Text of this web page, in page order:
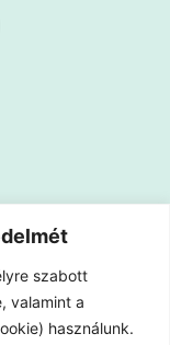
szabott
valamint a
használunk.